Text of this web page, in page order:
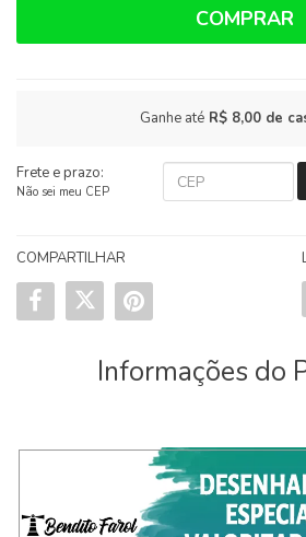
COMPRAR
Ganhe atéR$ 8,00de
Frete e prazo:
Não sei meu CEP
COMPARTILHAR
Informações do